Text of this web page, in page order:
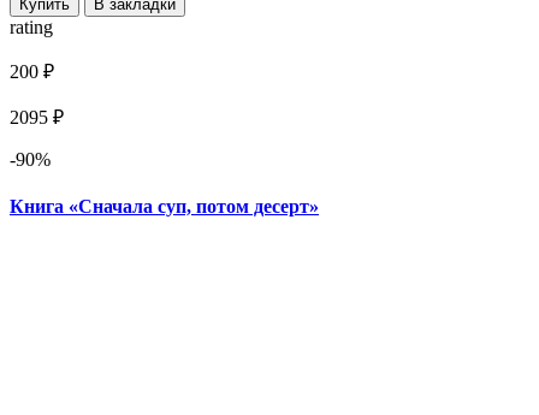
Купить В закладки
rating
200 ₽
2095 ₽
-90%
Книга «Сначала суп, потом десерт»